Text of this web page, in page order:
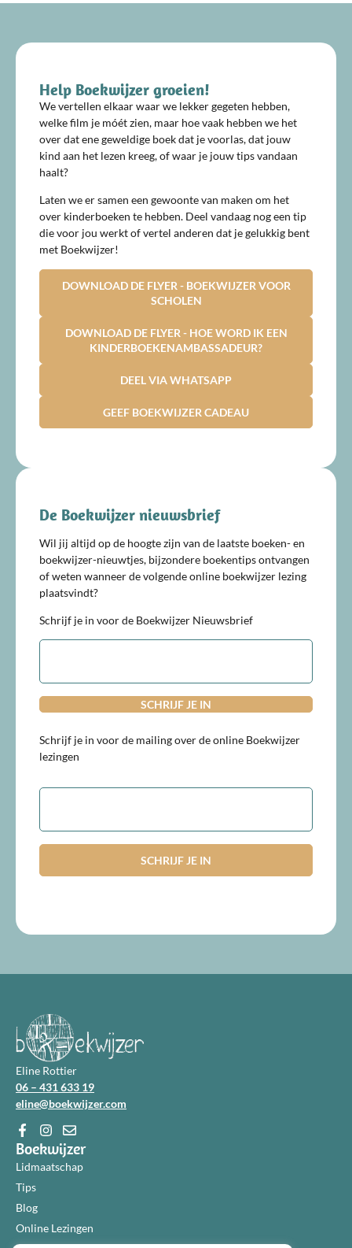
Help Boekwijzer groeien!
We vertellen elkaar waar we lekker gegeten hebben,
welke film je móét zien, maar hoe vaak hebben we het
over dat ene geweldige boek dat je voorlas, dat jouw
kind aan het lezen kreeg, of waar je jouw tips vandaan
haalt?
Laten we er samen een gewoonte van maken om het
over kinderboeken te hebben. Deel vandaag nog een tip
die voor jou werkt of vertel anderen dat je gelukkig bent
met Boekwijzer!
DOWNLOAD DE FLYER - BOEKWIJZER VOOR
SCHOLEN
DOWNLOAD DE FLYER - HOE WORD IK EEN
KINDERBOEKENAMBASSADEUR?
DEEL VIA WHATSAPP
GEEF BOEKWIJZER CADEAU
De Boekwijzer nieuwsbrief
Wil jij altijd op de hoogte zijn van de laatste boeken- en
boekwijzer-nieuwtjes, bijzondere boekentips ontvangen
of weten wanneer de volgende online boekwijzer lezing
plaatsvindt?
Schrijf je in voor de Boekwijzer Nieuwsbrief
E-
Schrijf je in voor de mailing over de online Boekwijzer
lezingen
E-
Eline Rottier
06 – 431 633 19
eline@boekwijzer.com
Boekwijzer
Lidmaatschap
Tips
Blog
Online Lezingen